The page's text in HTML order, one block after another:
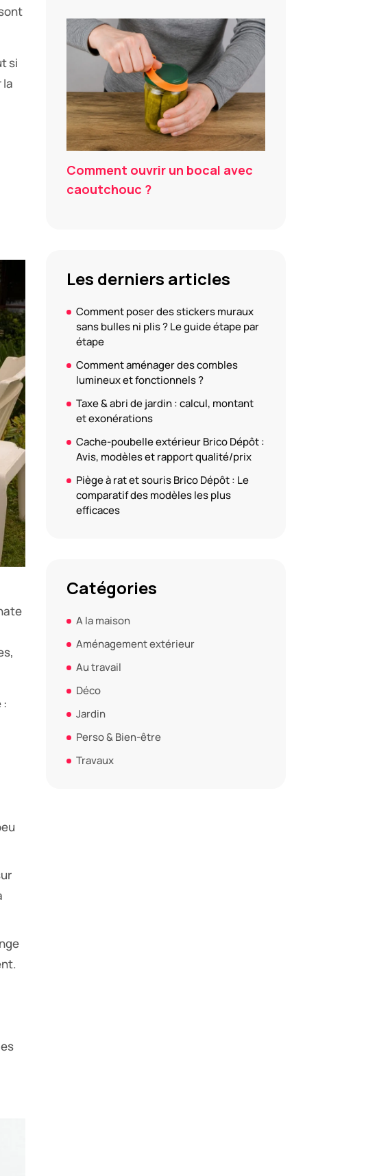
si
la
:
Comment ouvrir un bocal avec
caoutchouc ?
Les derniers articles
Comment poser des stickers muraux
sans bulles ni plis ? Le guide étape par
étape
Comment aménager des combles
lumineux et fonctionnels ?
Taxe & abri de jardin : calcul, montant
et exonérations
Cache-poubelle extérieur Brico Dépôt :
Avis, modèles et rapport qualité/prix
Piège à rat et souris Brico Dépôt : Le
comparatif des modèles les plus
efficaces
Catégories
A la maison
Aménagement extérieur
Au travail
Déco
Jardin
Perso & Bien-être
Travaux